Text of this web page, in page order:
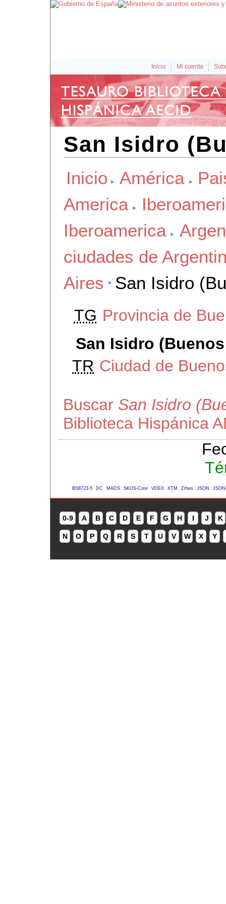
Inicio Mi cuenta
San Isidro
Inicio América
America
Iberoamerica
ciudades de
Aires
San Isidro
TG Provincia de
San Isidro
TR Ciudad de
Buscar San Isidro
Biblioteca Hispánica
BS8723-5 DC MADS SKOS-Core VDEX XTM Zthes JSON
0-9 A B C D E F G H I J K
N O P Q R S T U V W X Y